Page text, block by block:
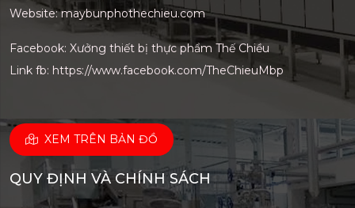
Website: maybunphothechieu.com
Facebook: Xưởng thiết bị thực phẩm Thế Chiều
Link fb: https://www.facebook.com/TheChieuMbp
XEM TRÊN BẢN ĐỒ
QUY ĐỊNH VÀ CHÍNH SÁCH